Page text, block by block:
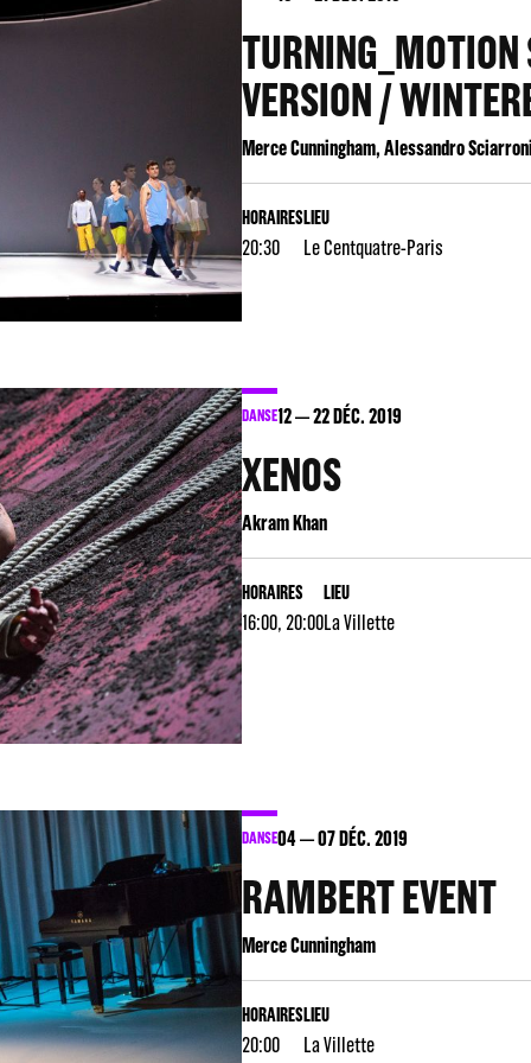
TURNING_MOTION
VERSION /
Merce Cunningham, Alessandro
HORAIRES
20:30
LIEU
Le Centquatre-Paris
DANSE12 22DÉC. 2019
XENOS
Akram Khan
HORAIRES
16:00, 20:00
LIEU
La Villette
DANSE04 07DÉC. 2019
RAMBERT EVENT
Merce Cunningham
HORAIRES
20:00
LIEU
La Villette